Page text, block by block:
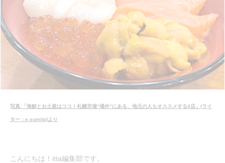
写真:「海鮮とお土産はココ！札幌市場“場外”にある、地元の人もオススメする4店」(ライ
ター：e.sumita)より
こんにちは！itta編集部です。